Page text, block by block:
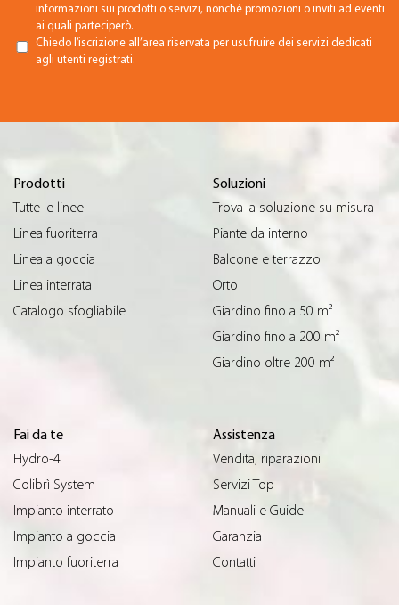
informazioni sui prodotti o servizi, nonché promozioni o inviti ad eventi
ai quali parteciperò.
Chiedo l’iscrizione all’area riservata per usufruire dei servizi dedicati
agli utenti registrati.
Prodotti
Tutte le linee
Linea fuoriterra
Linea a goccia
Linea interrata
Catalogo sfogliabile
Soluzioni
Trova la soluzione su misura
Piante da interno
Balcone e terrazzo
Orto
Giardino fino a 50 m²
Giardino fino a 200 m²
Giardino oltre 200 m²
Fai da te
Hydro-4
Colibrì System
Impianto interrato
Impianto a goccia
Impianto fuoriterra
Assistenza
Vendita, riparazioni
Servizi Top
Manuali e Guide
Garanzia
Contatti